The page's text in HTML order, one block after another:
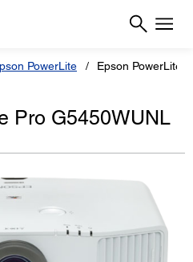
PowerLite Epson PowerLite
Pro G5450WUNL